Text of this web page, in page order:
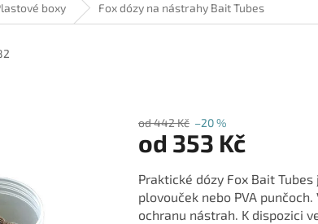
boxy Fox dózy na nástrahy Bait Tubes
od 442 Kč –20 %
od 353 Kč
cena:
Praktické dózy Fox Bait
plovouček nebo PVA
ochranu nástrah. K dispozici